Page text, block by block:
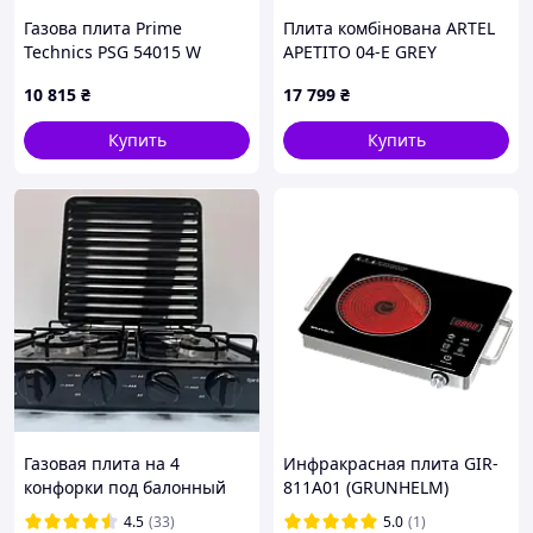
Почему стоит покупать у нас?
Гарантированное качество и надежность
Мы тестировали каждый товар, который есть у нас на
Чтобы Вам осталось только пользоваться с радостью.
Быстрая доставка
Газова плита Prime
Technics PSG 54015 W
10 815 ₴
Купить
Плита комбінована ARTEL
APETITO 04-E GREY
17 799 ₴
Купить
Газовая плита на 4
конфорки под балонный
газ Rainberg RB-2227,
4.5 (33)
Инфракрасная плита GIR-
811A01 (GRUNHELM)
5.0 (1)